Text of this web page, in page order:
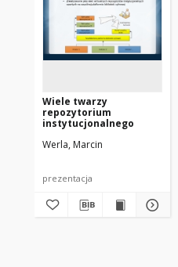
Wiele twarzy
repozytorium
instytucjonalnego
Werla, Marcin
prezentacja